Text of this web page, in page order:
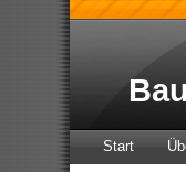
Start